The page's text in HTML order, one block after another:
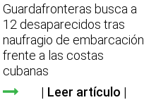
Guardafronteras busca a
12 desaparecidos tras
naufragio de embarcación
frente a las costas
cubanas
Leer artículo